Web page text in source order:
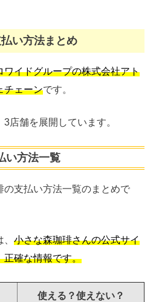
い方法まとめ
ワイドグループの株式会社アト
チェーンです。
店舗を展開しています。
い方法一覧
の支払い方法一覧のまとめで
小さな森珈琲さんの公式サイ
正確な情報です。
使える？使えない？